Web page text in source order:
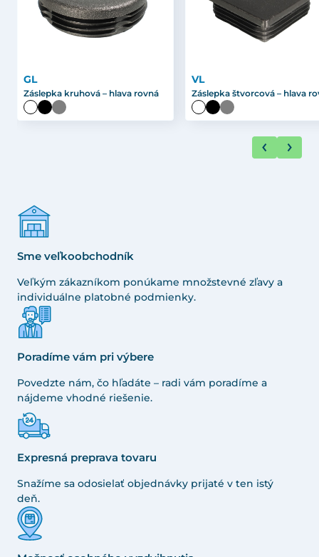
GL
Záslepka kruhová – hlava rovná
VL
Záslepka štvorcová – hlava
Sme veľkoobchodník
Veľkým zákazníkom ponúkame množstevné zľavy a
individuálne platobné podmienky.
Poradíme vám pri výbere
Povedzte nám, čo hľadáte – radi vám poradíme a
nájdeme vhodné riešenie.
Expresná preprava tovaru
Snažíme sa odosielať objednávky prijaté v ten istý
deň.